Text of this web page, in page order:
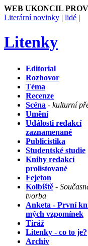
WEB UKONCIL
Literární novinky | lidé |
Litenky
Editorial
Rozhovor
Téma
Recenze
Scéna - kulturní
Umění
Události redakcí
zaznamenané
Publicistika
Studentské studie
Knihy redakcí
prolistované
Fejeton
Kolbiště -
tvorba
Anketa - První
mých vzpomínek
Tiráž
Litenky - co to je?
Archiv